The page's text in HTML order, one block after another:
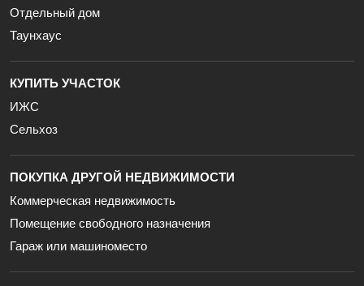
Отдельный дом
Таунхаус
КУПИТЬ УЧАСТОК
ИЖС
Сельхоз
ПОКУПКА ДРУГОЙ НЕДВИЖИМОСТИ
Коммерческая недвижимость
Помещение свободного назначения
Гараж или машиноместо